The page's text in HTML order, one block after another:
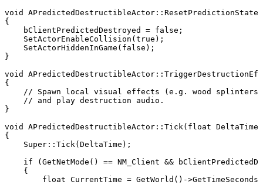
void
{
    bClientPredictedDestroyed = false;
    SetActorEnableCollision(true);
    SetActorHiddenInGame(false);
}
void
{
// Spawn local visual effects (e.g. wood
    // and play destruction audio.
}
void APredictedDestructibleActor::Tick(float DeltaTime)
{
    Super::Tick(DeltaTime);
if (GetNetMode() == NM_Client &&
    {
float CurrentTime = GetWorld()-